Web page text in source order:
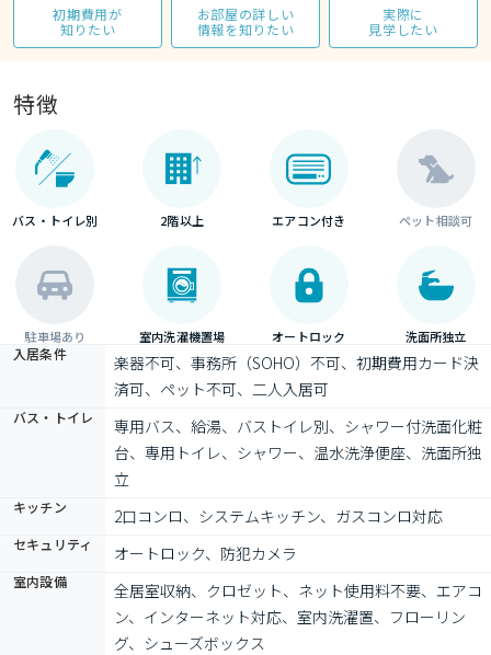
初期費用が
知りたい
お部屋の詳しい
情報を知りたい
実際に
見学したい
特徴
バス・トイレ別 2階以上 エアコン付き ペット相談可
駐車場あり 室内洗濯機置場 オートロック 洗面所独立
入居条件
楽器不可、事務所（SOHO）不可、初期費用カード決
済可、ペット不可、二人入居可
バス・トイレ
専用バス、給湯、バストイレ別、シャワー付洗面化粧
台、専用トイレ、シャワー、温水洗浄便座、洗面所独
立
キッチン 2口コンロ、システムキッチン、ガスコンロ対応
セキュリティ オートロック、防犯カメラ
室内設備
全居室収納、クロゼット、ネット使用料不要、エアコ
ン、インターネット対応、室内洗濯置、フローリン
グ、シューズボックス